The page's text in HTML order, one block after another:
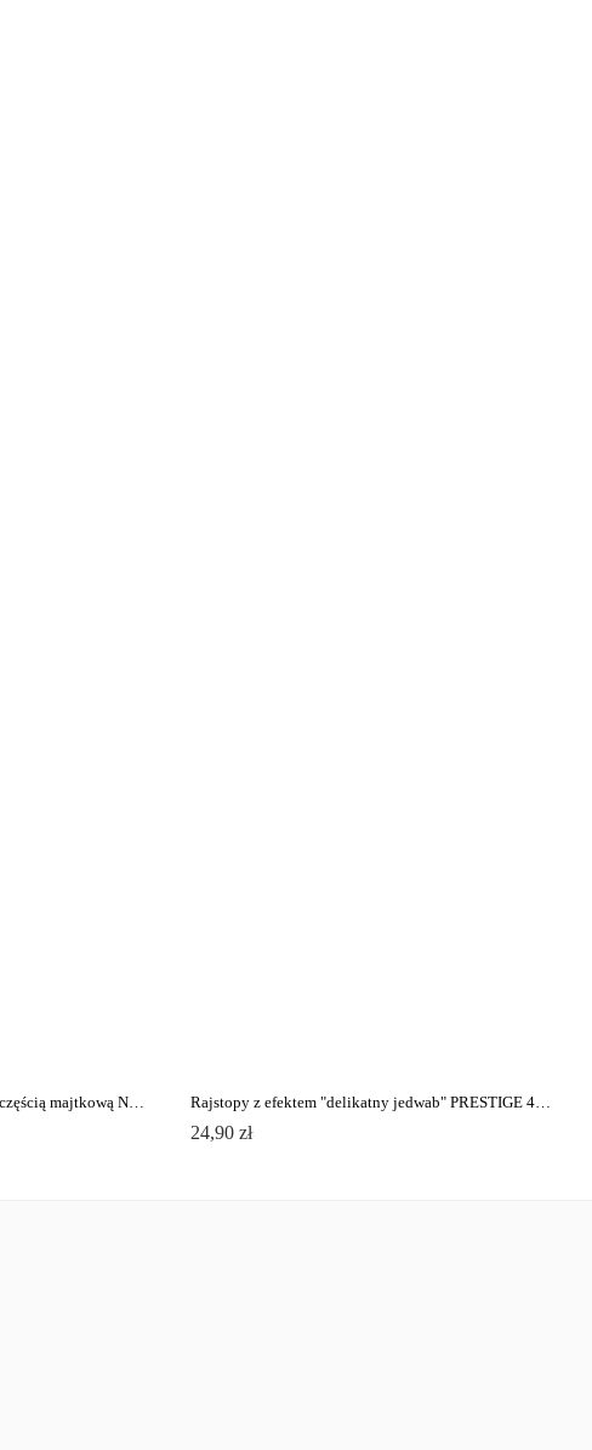
Rajstopy damskie ze wzmocnią częścią majtkową NUANCE 20 Lycra® Rajstopy z efektem "delikatny jedwab" PRESTIGE 40 Lycra®
24,90 zł